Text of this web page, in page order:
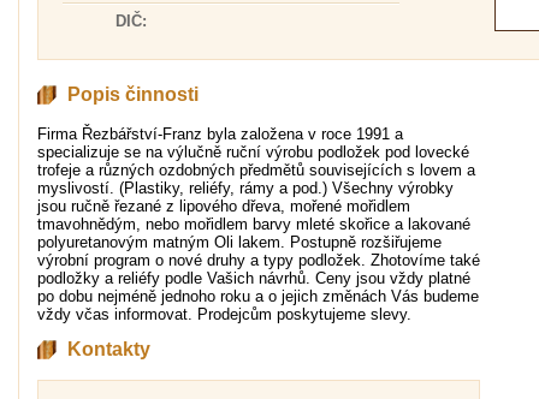
DIČ:
Popis činnosti
Firma Řezbářství-Franz byla založena v roce 1991 a
specializuje se na výlučně ruční výrobu podložek pod lovecké
trofeje a různých ozdobných předmětů souvisejících s lovem a
myslivostí. (Plastiky, reliéfy, rámy a pod.) Všechny výrobky
jsou ručně řezané z lipového dřeva, mořené mořidlem
tmavohnědým, nebo mořidlem barvy mleté skořice a lakované
polyuretanovým matným Oli lakem. Postupně rozšiřujeme
výrobní program o nové druhy a typy podložek. Zhotovíme také
podložky a reliéfy podle Vašich návrhů. Ceny jsou vždy platné
po dobu nejméně jednoho roku a o jejich změnách Vás budeme
vždy včas informovat. Prodejcům poskytujeme slevy.
Kontakty